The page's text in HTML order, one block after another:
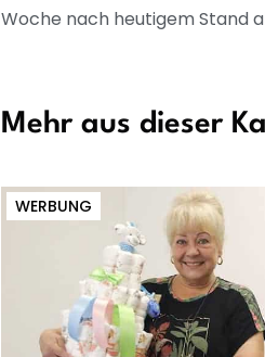
Woche nach heutigem Stand
Mehr aus dieser
WERBUNG